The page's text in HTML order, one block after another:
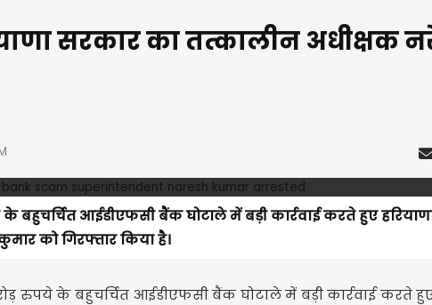
सरकार का तत्कालीन
बहुचर्चित आईडीएफसी बैंक घोटाले में बड़ी कार्रवाई करते हुए
को गिरफ्तार किया है।
रुपये के बहुचर्चित आईडीएफसी बैंक घोटाले में बड़ी कार्रवाई करते